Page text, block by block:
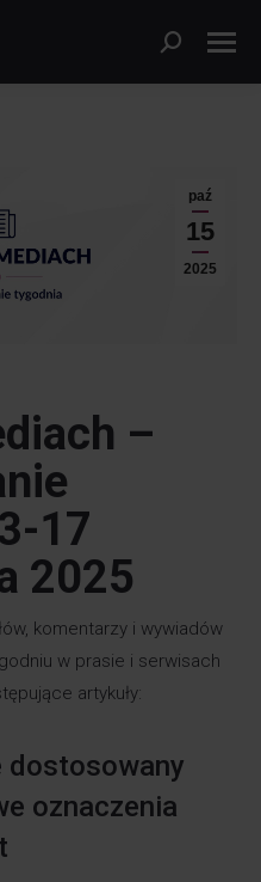
paź
15
2025
–
17
2025
komentarzy i wywiadów
w prasie i serwisach
artykuły:
dostosowany
oznaczenia